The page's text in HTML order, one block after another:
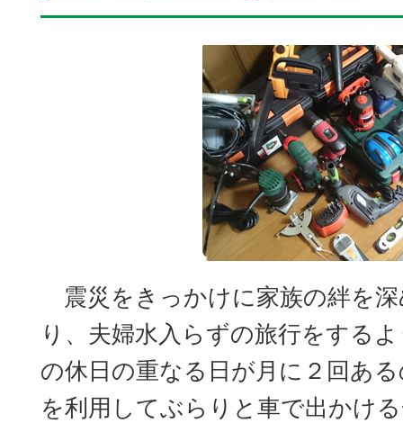
震災をきっかけに家族の絆を
り、夫婦水入らずの旅行をする
の休日の重なる日が月に２回あ
を利用してぶらりと車で出かけ